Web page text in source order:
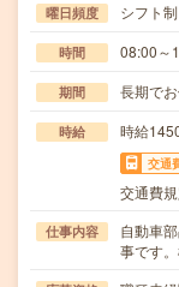
曜日頻度 シフト制
時間 08:00～
期間 長期で
時給 時給
交通
交通費
仕事内容
自動車
事です